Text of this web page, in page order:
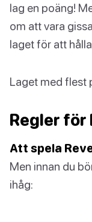
lag en poäng!
om att vara
laget för att
Laget med flest
Regler för
Att spela
Men innan du
ihåg: